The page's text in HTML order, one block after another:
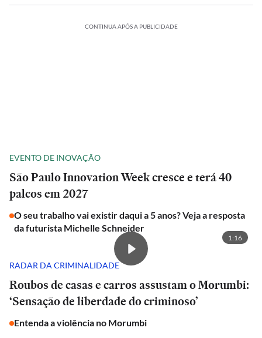
CONTINUA APÓS A PUBLICIDADE
EVENTO DE INOVAÇÃO
São Paulo Innovation Week cresce e terá 40
palcos em 2027
O seu trabalho vai existir daqui a 5 anos? Veja a resposta
da futurista Michelle Schneider
1:16
RADAR DA CRIMINALIDADE
Roubos de casas e carros assustam o Morumbi:
‘Sensação de liberdade do criminoso’
Entenda a violência no Morumbi